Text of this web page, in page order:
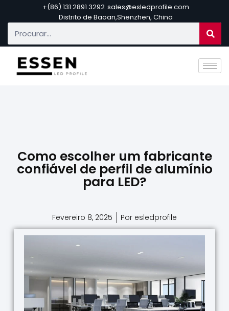
+(86) 131 2891 3292 sales@esledprofile.com
Distrito de Baoan,Shenzhen, China
Como escolher um fabricante
confiável de perfil de alumínio
para LED?
Fevereiro 8, 2025 Por esledprofile